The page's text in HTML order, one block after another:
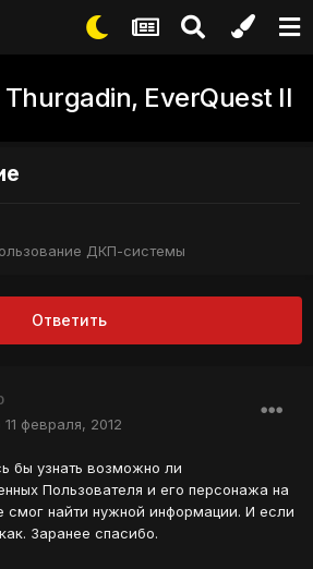
Thurgadin, EverQuest II
ДКП-системы
Ответить
11 февраля, 2012
бы узнать возможно ли
Пользователя и его персонажа на
смог найти нужной информации. И если
Заранее спасибо.